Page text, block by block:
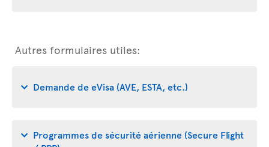
Autres formulaires utiles:
Demande de eVisa (AVE, ESTA, etc.)
Programmes de sécurité aérienne (Secure Flight